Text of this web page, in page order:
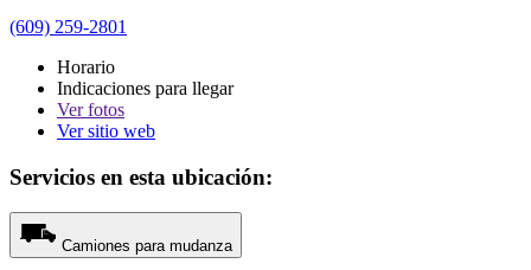
(609) 259-2801
Horario
Indicaciones para llegar
Verfotos
Ver sitio web
Servicios en esta ubicación:
Camiones para mudanza